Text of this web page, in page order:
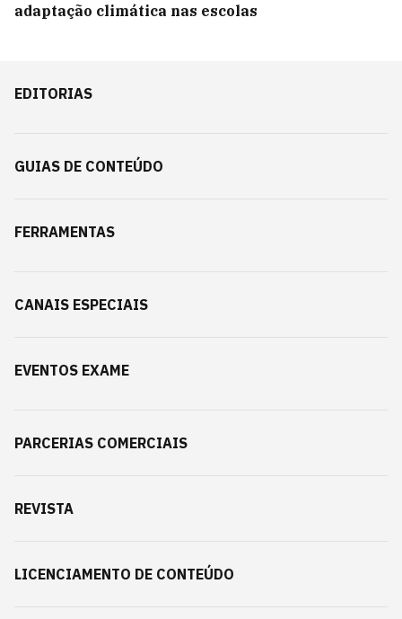
adaptação climática nas escolas
EDITORIAS
GUIAS DE CONTEÚDO
FERRAMENTAS
CANAIS ESPECIAIS
EVENTOS EXAME
PARCERIAS COMERCIAIS
REVISTA
LICENCIAMENTO DE CONTEÚDO